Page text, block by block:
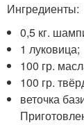
Ингредиенты:
0,5 кг.
1 луковица;
100 гр.
100 гр.
веточка